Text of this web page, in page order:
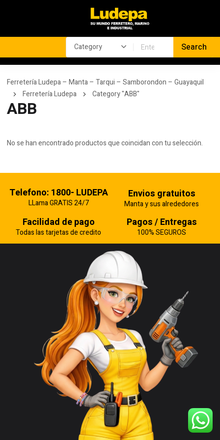
Ferretería Ludepa – Manta – Tarqui – Samborondon – Guayaquil
Ferretería Ludepa
Category "ABB"
ABB
No se han encontrado productos que coincidan con tu selección.
Telefono: 1800- LUDEPA
LLama GRATIS 24/7
Envios gratuitos
Manta y sus alrededores
Facilidad de pago
Todas las tarjetas de credito
Pagos / Entregas
100% SEGUROS